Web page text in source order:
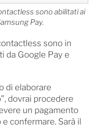
sono abilitati ai
Pay.
sono in
da Google Pay e
di elaborare
dovrai procedere
un pagamento
confermare. Sarà il